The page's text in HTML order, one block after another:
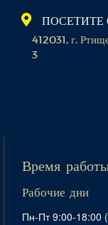
ПОСЕТИТЕ
412031, г.
3
Время
Рабочие дни
Пн-Пт 9:00-18:00